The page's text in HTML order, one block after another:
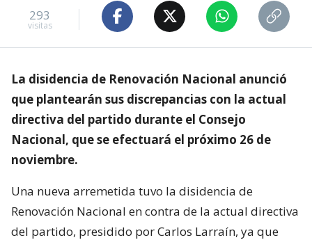
293
visitas
La disidencia de Renovación Nacional anunció
que plantearán sus discrepancias con la actual
directiva del partido durante el Consejo
Nacional, que se efectuará el próximo 26 de
noviembre.
Una nueva arremetida tuvo la disidencia de
Renovación Nacional en contra de la actual directiva
del partido, presidido por Carlos Larraín, ya que